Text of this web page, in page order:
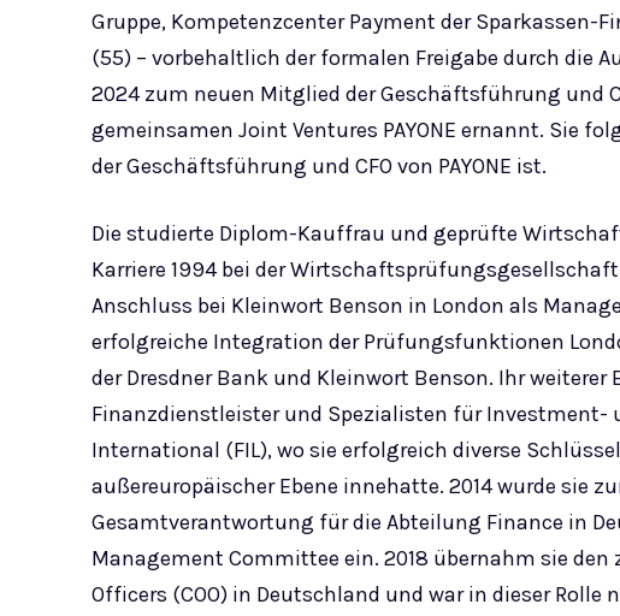
Gruppe, Kompetenzcenter Payment der Sparkassen-
(55) – vorbehaltlich der formalen Freigabe durch die
2024 zum neuen Mitglied der Geschäftsführung und
gemeinsamen Joint Ventures PAYONE ernannt. Sie
der Geschäftsführung und CFO von PAYONE ist.
Die studierte Diplom-Kauffrau und geprüfte
Karriere 1994 bei der
Anschluss bei Kleinwort Benson in London als
erfolgreiche Integration der Prüfungsfunktionen
der Dresdner Bank und Kleinwort Benson. Ihr
Finanzdienstleister und Spezialisten für Investment-
International (FIL), wo sie erfolgreich diverse
außereuropäischer Ebene innehatte. 2014 wurde sie
Gesamtverantwortung für die Abteilung Finance in
Management Committee ein. 2018 übernahm sie
Officers (COO) in Deutschland und war in dieser